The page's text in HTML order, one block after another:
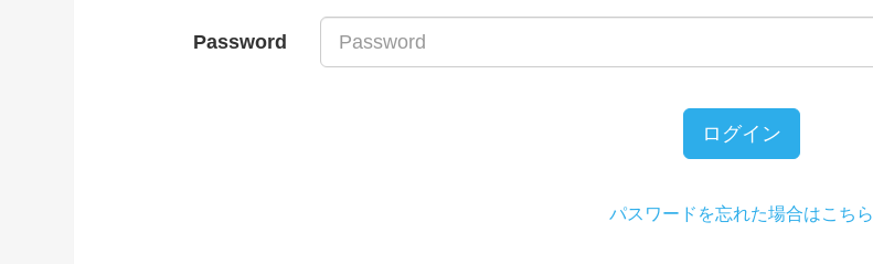
Password
ログイン
パスワードを忘れた場合はこちら